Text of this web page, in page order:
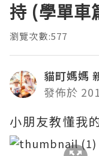
持 (學單車
瀏覽次數:577
貓町媽媽
發佈於
小朋友教懂我